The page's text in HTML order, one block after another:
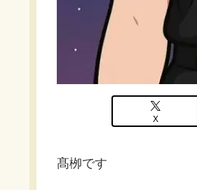
X
髙栁です